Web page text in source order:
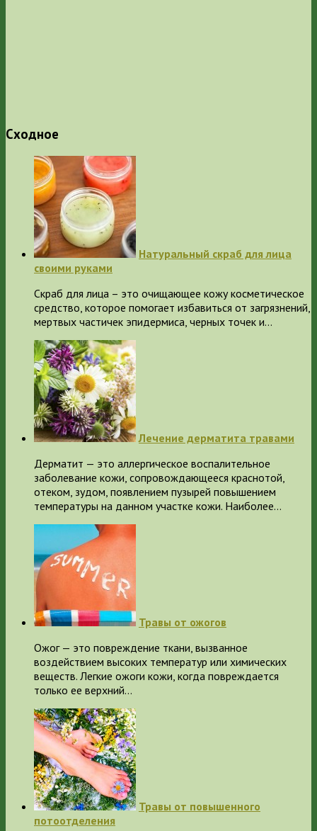
Сходное
Натуральный скраб для лица
своими руками
Скраб для лица – это очищающее кожу косметическое
средство, которое помогает избавиться от загрязнений,
мертвых частичек эпидермиса, черных точек и…
Лечение дерматита травами
Дерматит — это аллергическое воспалительное
заболевание кожи, сопровождающееся краснотой,
отеком, зудом, появлением пузырей повышением
температуры на данном участке кожи. Наиболее…
Травы от ожогов
Ожог — это повреждение ткани, вызванное
воздействием высоких температур или химических
веществ. Легкие ожоги кожи, когда повреждается
только ее верхний…
Травы от повышенного
потоотделения